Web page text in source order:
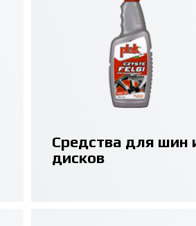
Средства для шин
дисков